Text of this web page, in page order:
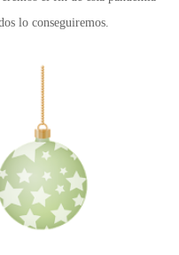
lo conseguiremos.